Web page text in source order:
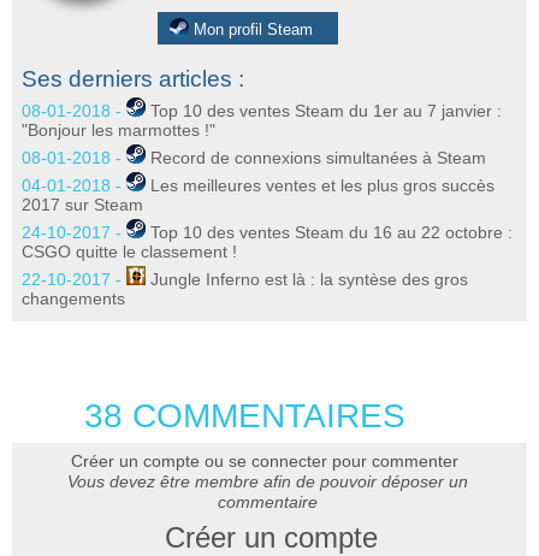
Mon profil Steam
Ses derniers articles :
08-01-2018 -
Top 10 des ventes Steam du 1er au 7 janvier :
"Bonjour les marmottes !"
08-01-2018 -
Record de connexions simultanées à Steam
04-01-2018 -
Les meilleures ventes et les plus gros succès
2017 sur Steam
24-10-2017 -
Top 10 des ventes Steam du 16 au 22 octobre :
CSGO quitte le classement !
22-10-2017 -
Jungle Inferno est là : la syntèse des gros
changements
38 COMMENTAIRES
Créer un compte ou se connecter pour commenter
Vous devez être membre afin de pouvoir déposer un
commentaire
Créer un compte